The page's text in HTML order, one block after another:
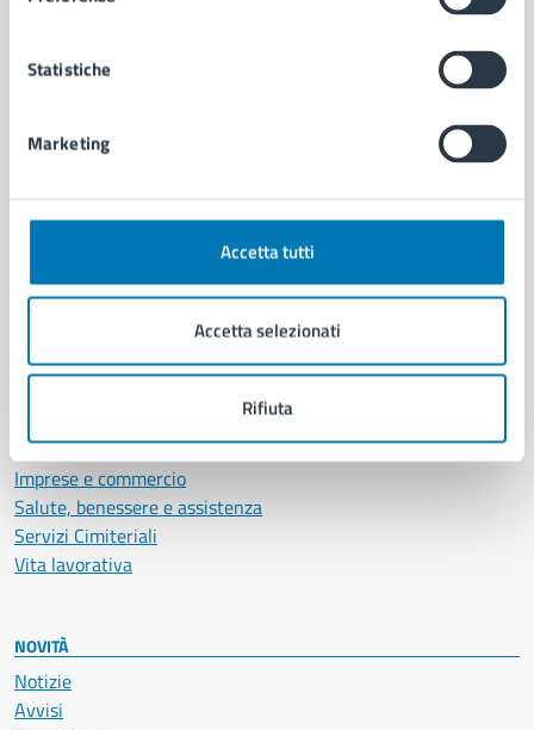
Statistiche
Marketing
Accetta tutti
Accetta selezionati
Rifiuta
Politici
Documenti e dati
Intranet, posta aziendale e protocollo
Ambiente
Anagrafe e stato civile
Cultura e tempo libero
Giustizia e sicurezza pubblica
Imprese e commercio
Salute, benessere e assistenza
Servizi Cimiteriali
Vita lavorativa
NOVITÀ
Notizie
Avvisi